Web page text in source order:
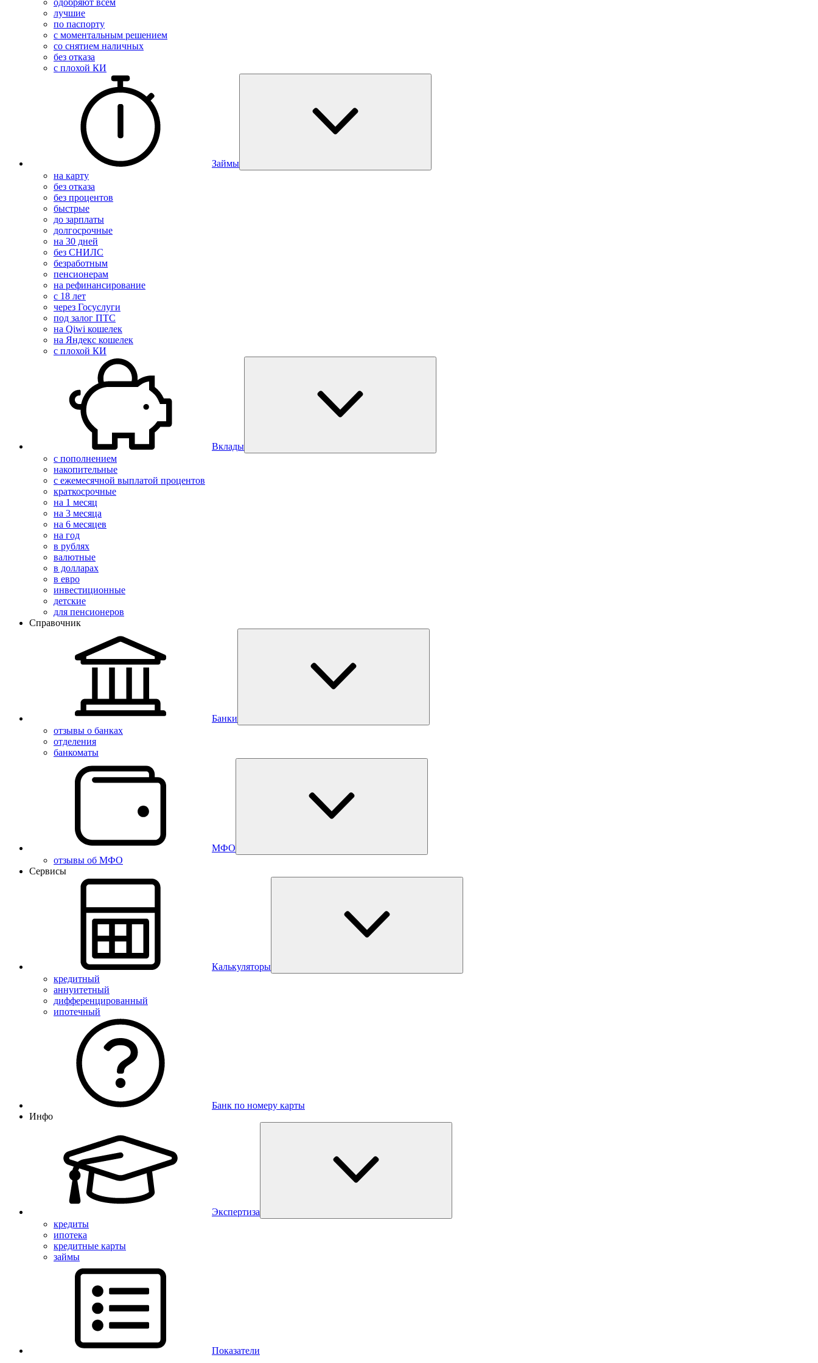
одобряют всем
лучшие
по паспорту
с моментальным решением
со снятием наличных
без отказа
с плохой КИ
Займы
на карту
без отказа
без процентов
быстрые
до зарплаты
долгосрочные
на 30 дней
без СНИЛС
безработным
пенсионерам
на рефинансирование
с 18 лет
через Госуслуги
под залог ПТС
на Qiwi кошелек
на Яндекс кошелек
с плохой КИ
Вклады
с пополнением
накопительные
с ежемесячной выплатой процентов
краткосрочные
на 1 месяц
на 3 месяца
на 6 месяцев
на год
в рублях
валютные
в долларах
в евро
инвестиционные
детские
для пенсионеров
Справочник
Банки
отзывы о банках
отделения
банкоматы
МФО
отзывы об МФО
Сервисы
Калькуляторы
кредитный
аннуитетный
дифференцированный
ипотечный
Банк по номеру карты
Инфо
Экспертиза
кредиты
ипотека
кредитные карты
займы
Показатели